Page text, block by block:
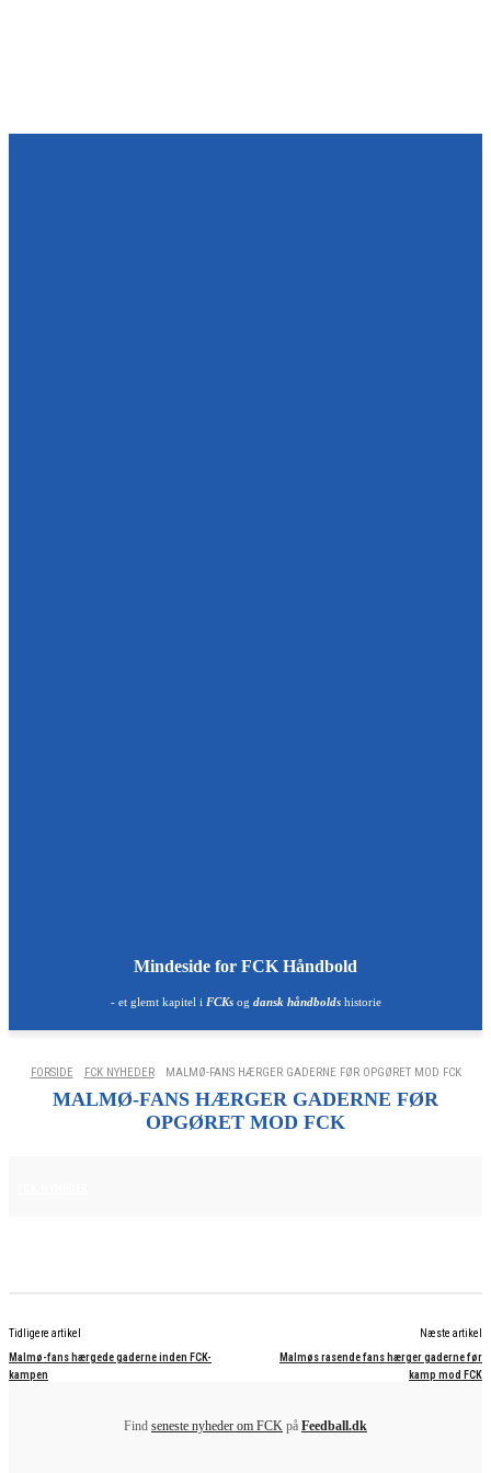
Mindeside for FCK Håndbold
- et glemt kapitel i FCKsog dansk håndboldshistorie
FORSIDE FCK NYHEDER MALMØ-FANS HÆRGER GADERNE FØR OPGØRET MOD FCK
MALMØ-FANS HÆRGER GADERNE FØR
OPGØRET MOD FCK
Tidligere artikel
Malmø-fans hærgede gaderne inden FCK-
kampen
Næste artikel
Malmøs rasende fans hærger gaderne før
kamp mod FCK
Find seneste nyheder om FCK på Feedball.dk